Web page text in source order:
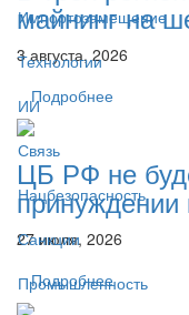
Импортозамещение
Технологии
ИИ
Связь
Нацбезопасность
Санкции
Промышленность
майнинг на
3 августа, 2026
Подробнее
ЦБ РФ не
27 июля, 2026
Подробнее